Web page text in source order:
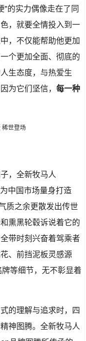
"的实力偶像走在了同
，就要全情投入到一
，不仅能帮助他更加
个更加全面、彻底的
生态度，与热爱生
为它们坚信，每一种
，全新牧马人
中国市场量身打造
质之余更散发出传世
熏黑轮毂诉说着它的
带时刻兴奋着驾乘者
、前挡泥板灵感源
等细节，无不彰显着
的理解与追求时，四
神图腾。全新牧马人